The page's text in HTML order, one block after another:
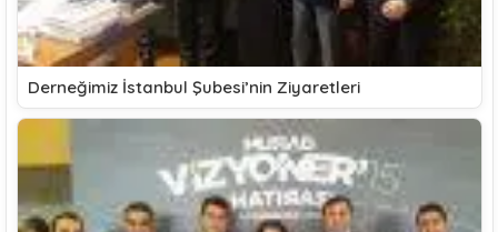
Derneğimiz İstanbul Şubesi’nin Ziyaretleri